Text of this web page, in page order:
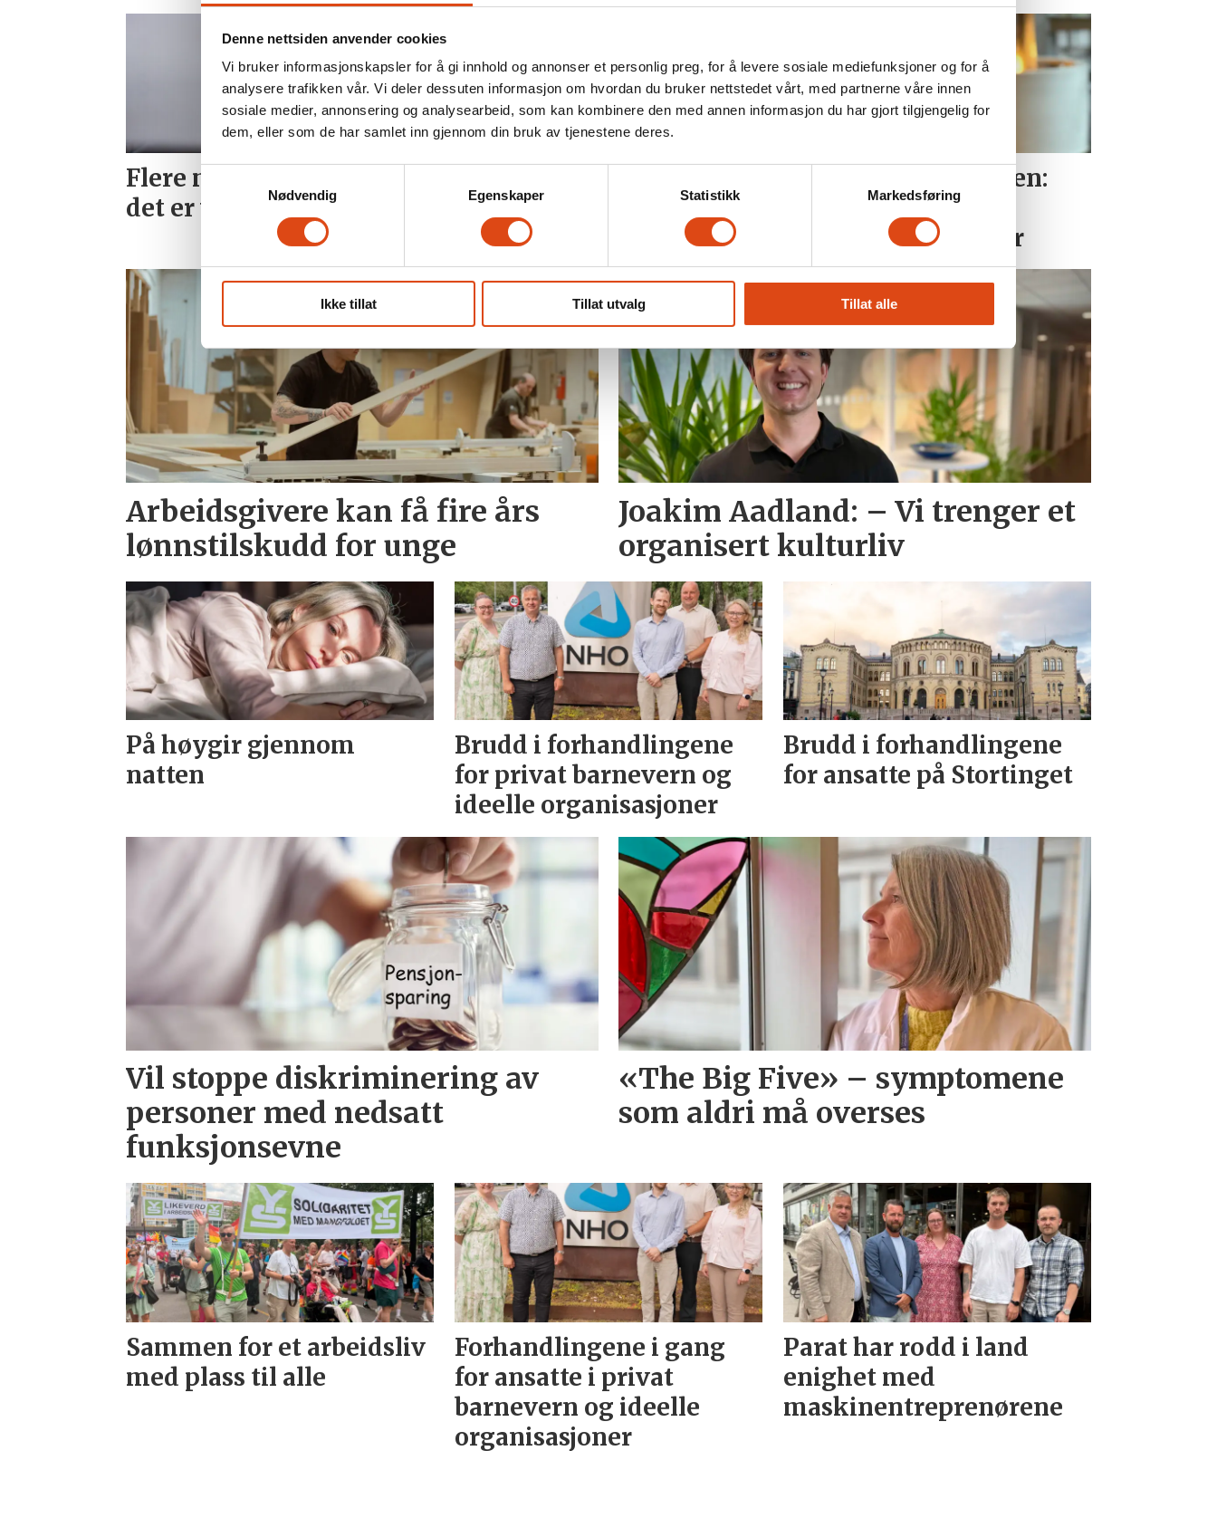
Denne nettsiden anvender cookies
Vi bruker informasjonskapsler for å gi innhold og annonser et personlig preg, for å levere sosiale mediefunksjoner og for å
analysere trafikken vår. Vi deler dessuten informasjon om hvordan du bruker nettstedet vårt, med partnerne våre innen
sosiale medier, annonsering og analysearbeid, som kan kombinere den med annen informasjon du har gjort tilgjengelig for
dem, eller som de har samlet inn gjennom din bruk av tjenestene deres.
Samtykkevalg
Nødvendig
Egenskaper Statistikk Markedsføring
Ikke tillat Tillat utvalg Tillat alle
Flere med master synes
det er vanskelig å få jobb
Nei i uravstemningen:
Kabinansatte i SAS
krever nye samtaler
Arbeidsgivere kan få fire års
lønnstilskudd for unge
Joakim Aadland: – Vi trenger et
organisert kulturliv
På høygir gjennom
natten
Brudd i forhandlingene
for privat barnevern og
ideelle organisasjoner
Brudd i forhandlingene
for ansatte på Stortinget
Vil stoppe diskriminering av
personer med nedsatt
funksjonsevne
«The Big Five» – symptomene
som aldri må overses
Sammen for et arbeidsliv
med plass til alle
Forhandlingene i gang
for ansatte i privat
barnevern og ideelle
organisasjoner
Parat har rodd i land
enighet med
maskinentreprenørene